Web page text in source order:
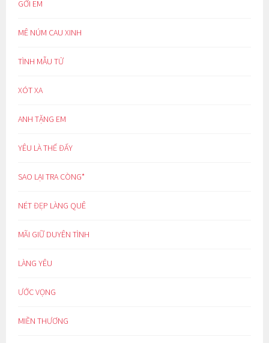
GỞI EM
MÊ NÚM CAU XINH
TÌNH MẪU TỬ
XÓT XA
ANH TẶNG EM
YÊU LÀ THẾ ĐẤY
SAO LẠI TRA CÒNG*
NÉT ĐẸP LÀNG QUÊ
MÃI GIỮ DUYÊN TÌNH
LÀNG YÊU
ƯỚC VỌNG
MIỀN THƯƠNG